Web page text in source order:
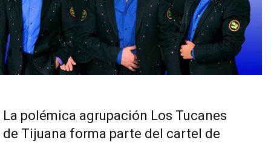
La polémica agrupación Los Tucanes
de Tijuana forma parte del cartel de